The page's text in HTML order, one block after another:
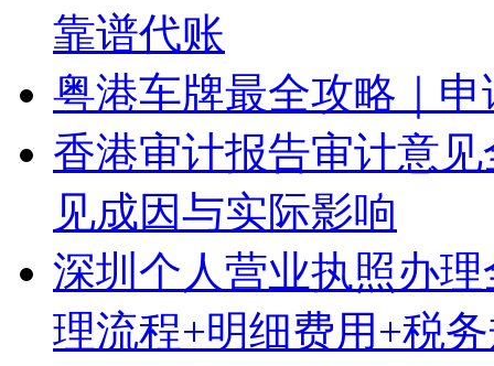
靠谱代账
粤港车牌最全攻略｜
香港审计报告审计意
见成因与实际影响
深圳个人营业执照办
理流程+明细费用+税